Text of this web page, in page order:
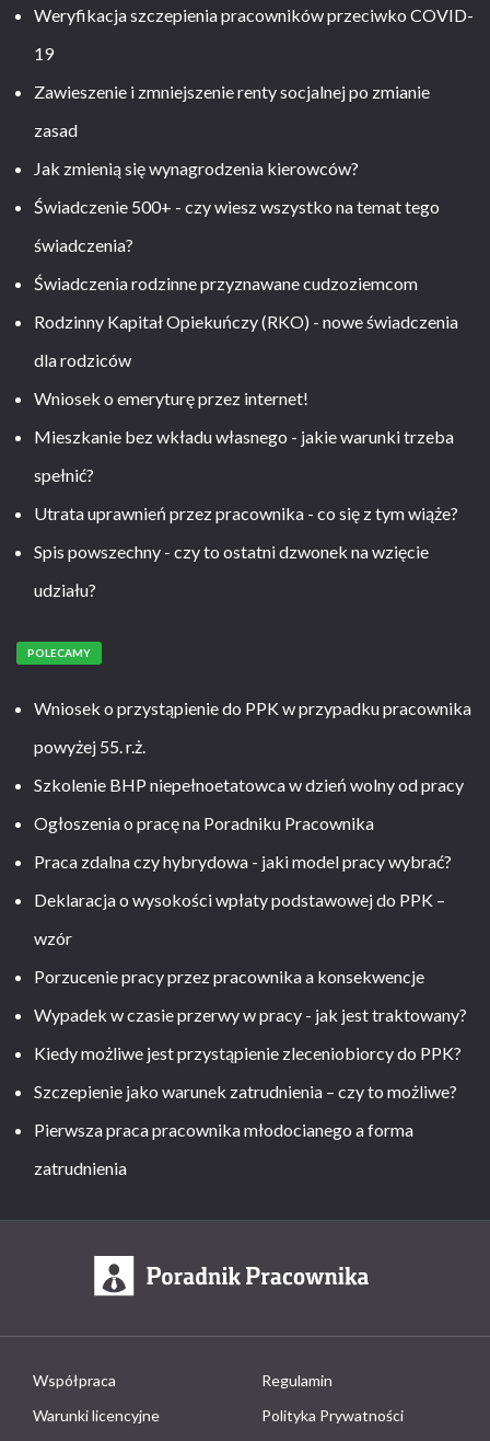
Weryfikacja szczepienia pracowników przeciwko COVID-
19
Zawieszenie i zmniejszenie renty socjalnej po zmianie
zasad
Jak zmienią się wynagrodzenia kierowców?
Świadczenie 500+ - czy wiesz wszystko na temat tego
świadczenia?
Świadczenia rodzinne przyznawane cudzoziemcom
Rodzinny Kapitał Opiekuńczy (RKO) - nowe świadczenia
dla rodziców
Wniosek o emeryturę przez internet!
Mieszkanie bez wkładu własnego - jakie warunki trzeba
spełnić?
Utrata uprawnień przez pracownika - co się z tym wiąże?
Spis powszechny - czy to ostatni dzwonek na wzięcie
udziału?
POLECAMY
Wniosek o przystąpienie do PPK w przypadku pracownika
powyżej 55. r.ż.
Szkolenie BHP niepełnoetatowca w dzień wolny od pracy
Ogłoszenia o pracę na Poradniku Pracownika
Praca zdalna czy hybrydowa - jaki model pracy wybrać?
Deklaracja o wysokości wpłaty podstawowej do PPK –
wzór
Porzucenie pracy przez pracownika a konsekwencje
Wypadek w czasie przerwy w pracy - jak jest traktowany?
Kiedy możliwe jest przystąpienie zleceniobiorcy do PPK?
Szczepienie jako warunek zatrudnienia – czy to możliwe?
Pierwsza praca pracownika młodocianego a forma
zatrudnienia
Współpraca
Regulamin
Warunki licencyjne
Polityka Prywatności